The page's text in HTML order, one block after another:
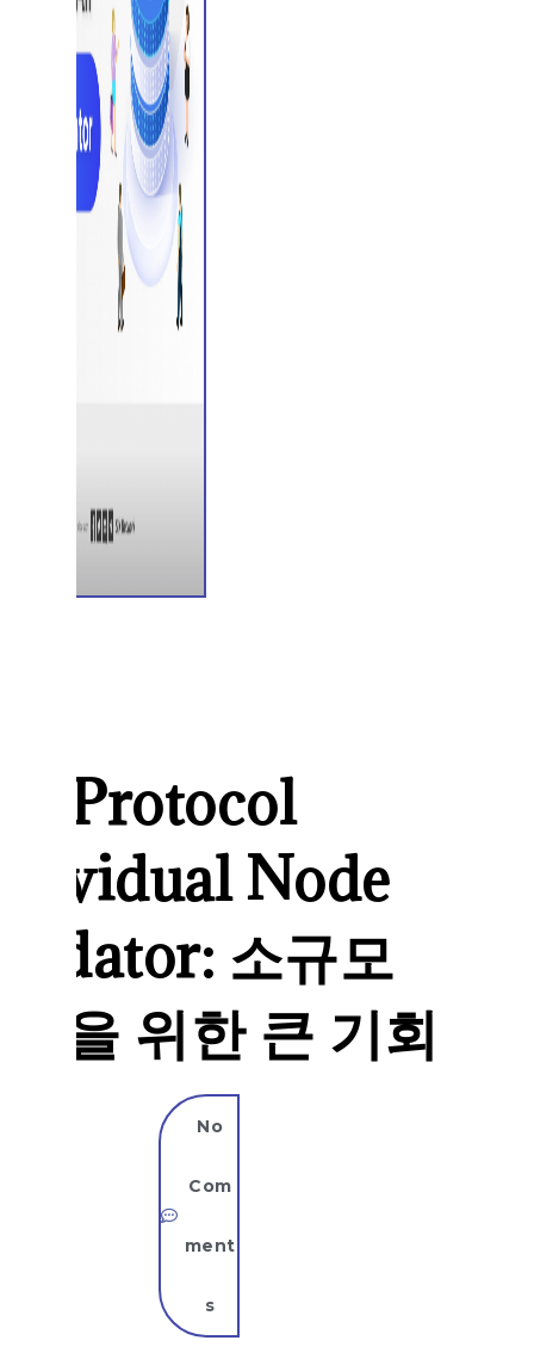
Protocol
Node
소규모
을 위한 큰 기회
No
Com
ment
s